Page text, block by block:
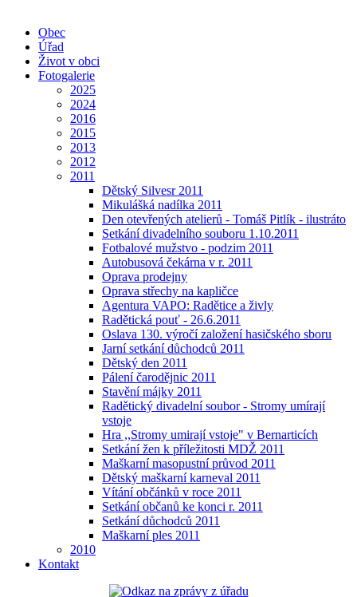
Obec
Úřad
Život v obci
Fotogalerie
2025
2024
2016
2015
2013
2012
2011
Dětský Silvesr 2011
Mikulášká nadílka 2011
Den otevřených atelierů - Tomáš Pitlík - ilustráto
Setkání divadelního souboru 1.10.2011
Fotbalové mužstvo - podzim 2011
Autobusová čekárna v r. 2011
Oprava prodejny
Oprava střechy na kapličce
Agentura VAPO: Radětice a živly
Radětická pouť - 26.6.2011
Oslava 130. výročí založení hasičského sboru
Jarní setkání důchodců 2011
Dětský den 2011
Pálení čarodějnic 2011
Stavění májky 2011
Radětický divadelní soubor - Stromy umírají
vstoje
Hra ,,Stromy umirají vstoje" v Bernarticích
Setkání žen k příležitosti MDŽ 2011
Maškarní masopustní průvod 2011
Dětský maškarní karneval 2011
Vítání občánků v roce 2011
Setkání občanů ke konci r. 2011
Setkání důchodců 2011
Maškarní ples 2011
2010
Kontakt